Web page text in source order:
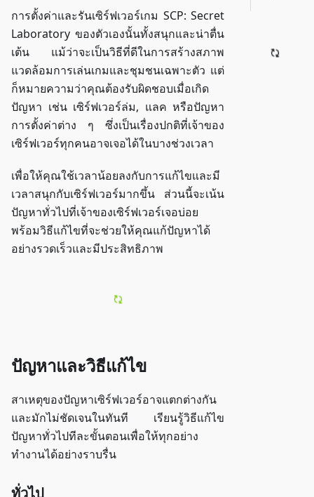
การตั้งค่าและรันเซิร์ฟเวอร์เกม SCP: Secret
Laboratory ของตัวเองนั้นทั้งสนุกและน่าตื่น
เต้น แม้ว่าจะเป็นวิธีที่ดีในการสร้างสภาพ
แวดล้อมการเล่นเกมและชุมชนเฉพาะตัว แต่
ก็หมายความว่าคุณต้องรับผิดชอบเมื่อเกิด
ปัญหา เช่น เซิร์ฟเวอร์ล่ม, แลค หรือปัญหา
การตั้งค่าต่าง ๆ ซึ่งเป็นเรื่องปกติที่เจ้าของ
เซิร์ฟเวอร์ทุกคนอาจเจอได้ในบางช่วงเวลา
เพื่อให้คุณใช้เวลาน้อยลงกับการแก้ไขและมี
เวลาสนุกกับเซิร์ฟเวอร์มากขึ้น ส่วนนี้จะเน้น
ปัญหาทั่วไปที่เจ้าของเซิร์ฟเวอร์เจอบ่อย
พร้อมวิธีแก้ไขที่จะช่วยให้คุณแก้ปัญหาได้
อย่างรวดเร็วและมีประสิทธิภาพ
ปัญหาและวิธีแก้ไข
สาเหตุของปัญหาเซิร์ฟเวอร์อาจแตกต่างกัน
และมักไม่ชัดเจนในทันที เรียนรู้วิธีแก้ไข
ปัญหาทั่วไปทีละขั้นตอนเพื่อให้ทุกอย่าง
ทำงานได้อย่างราบรื่น